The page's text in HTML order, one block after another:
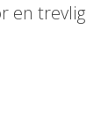
en trevlig